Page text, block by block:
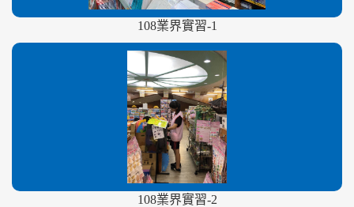
108業界實習-1
108業界實習-2